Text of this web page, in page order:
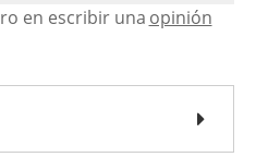
en escribir una opinión